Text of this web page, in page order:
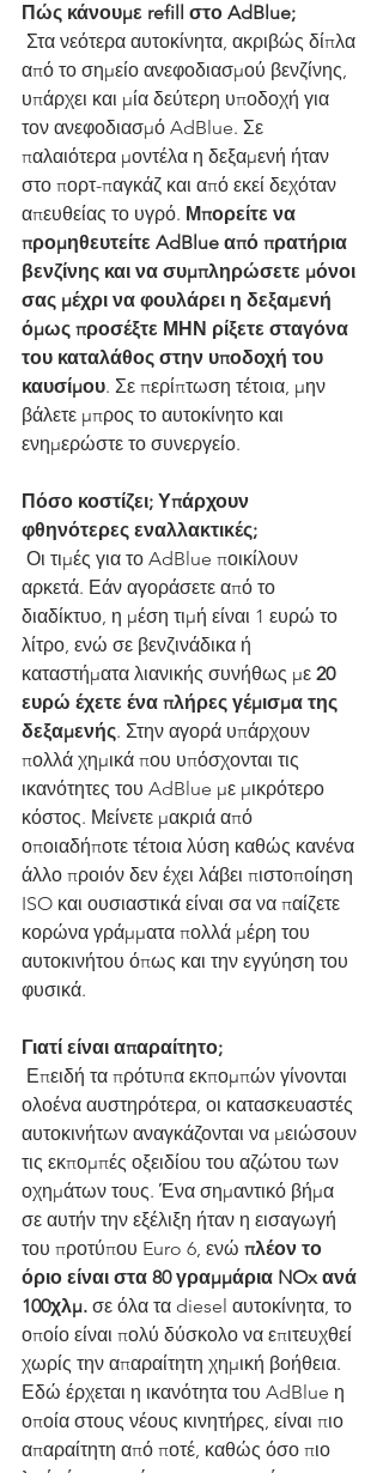
Πώς κάνουμε refill στο AdBlue;
από το σημείο ανεφοδιασμού βενζίνης,
υπάρχει και μία δεύτερη υποδοχή για
τον ανεφοδιασμό AdBlue. Σε
παλαιότερα μοντέλα η δεξαμενή ήταν
στο πορτ-παγκάζ και από εκεί δεχόταν
απευθείας το υγρό. Μπορείτε να
προμηθευτείτε AdBlue από πρατήρια
βενζίνης και να συμπληρώσετε μόνοι
σας μέχρι να φουλάρει η δεξαμενή
όμως προσέξτε ΜΗΝ ρίξετε σταγόνα
του καταλάθος στην υποδοχή του
καυσίμου. Σε περίπτωση τέτοια, μην
βάλετε μπρος το αυτοκίνητο και
ενημερώστε το συνεργείο.
Πόσο κοστίζει; Υπάρχουν
φθηνότερες εναλλακτικές;
αρκετά. Εάν αγοράσετε από το
διαδίκτυο, η μέση τιμή είναι 1 ευρώ το
λίτρο, ενώ σε βενζινάδικα ή
καταστήματα λιανικής συνήθως με 20
ευρώ έχετε ένα πλήρες γέμισμα της
δεξαμενής. Στην αγορά υπάρχουν
πολλά χημικά που υπόσχονται τις
ικανότητες του AdBlue με μικρότερο
κόστος. Μείνετε μακριά από
οποιαδήποτε τέτοια λύση καθώς κανένα
άλλο προιόν δεν έχει λάβει πιστοποίηση
ISO και ουσιαστικά είναι σα να παίζετε
κορώνα γράμματα πολλά μέρη του
αυτοκινήτου όπως και την εγγύηση του
φυσικά.
Γιατί είναι απαραίτητο;
ολοένα αυστηρότερα, οι κατασκευαστές
αυτοκινήτων αναγκάζονται να μειώσουν
τις εκπομπές οξειδίου του αζώτου των
οχημάτων τους. Ένα σημαντικό βήμα
σε αυτήν την εξέλιξη ήταν η εισαγωγή
του προτύπου Euro 6, ενώ πλέον το
όριο είναι στα 80 γραμμάρια NOx ανά
100χλμ. σε όλα τα diesel αυτοκίνητα, το
οποίο είναι πολύ δύσκολο να επιτευχθεί
χωρίς την απαραίτητη χημική βοήθεια.
Εδώ έρχεται η ικανότητα του AdBlue η
οποία στους νέους κινητήρες, είναι πιο
απαραίτητη από ποτέ, καθώς όσο πιο